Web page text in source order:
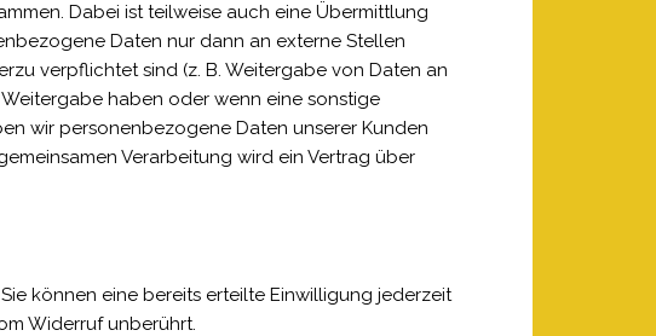
Dabei ist teilweise auch eine Übermittlung
Daten nur dann an externe Stellen
verpflichtet sind (z. B. Weitergabe von Daten an
haben oder wenn eine sonstige
wir personenbezogene Daten unserer Kunden
Verarbeitung wird ein Vertrag über
können eine bereits erteilte Einwilligung jederzeit
Widerruf unberührt.